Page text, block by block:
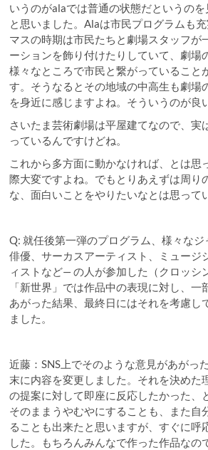
いうのがalaでは普通の状態だというの
と思いました。Alaは市民プログラムも
マスの時期は市民たちと劇場スタッフが
ーションを飾り付けたりしていて、劇場
様々なところで市民と繋がっていること
す。そうなるとその地域の中高生も劇場
を身近に感じますよね。そういうのが良
さいたま芸術劇場は平屋建てなので、実
っているんですけどね。
これから多方面に動かなければ、とは思
際大変ですよね。でもとりあえずは周り
な、面白いことをやりたいなとは思って
Q: 就任後第一弾のプログラム、様々な
俳優、サーカスアーティスト、ミュージ
ィストなど— の人が参加した（クロッシ
「新世界」では作品中の表現に対し、
あがった結果、最終日にはそれを考慮し
ました。
近藤：SNS上でそのような意見があがっ
末に内容を変更しました。それを決めた
の提案に対して即座に反応したかった、
そのままうやむやにすることも、また自
ることも出来たと思いますが、すぐに呼
した。もちろんみんなで作った作品なの